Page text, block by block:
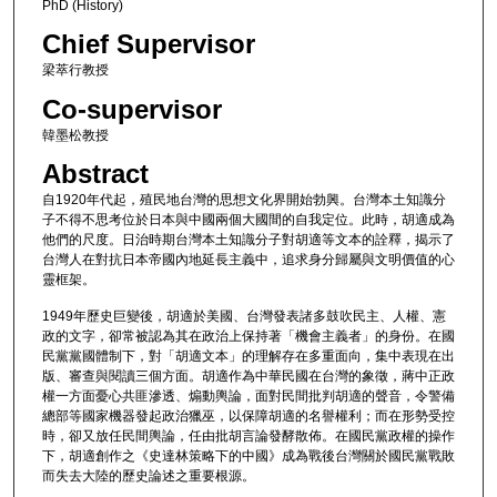
PhD (History)
Chief Supervisor
梁萃行教授
Co-supervisor
韓墨松教授
Abstract
自1920年代起，殖民地台灣的思想文化界開始勃興。台灣本土知識分
子不得不思考位於日本與中國兩個大國間的自我定位。此時，胡適成為
他們的尺度。日治時期台灣本土知識分子對胡適等文本的詮釋，揭示了
台灣人在對抗日本帝國內地延長主義中，追求身分歸屬與文明價值的心
靈框架。
1949年歷史巨變後，胡適於美國、台灣發表諸多鼓吹民主、人權、憲
政的文字，卻常被認為其在政治上保持著「機會主義者」的身份。在國
民黨黨國體制下，對「胡適文本」的理解存在多重面向，集中表現在出
版、審查與閱讀三個方面。胡適作為中華民國在台灣的象徵，蔣中正政
權一方面憂心共匪滲透、煽動輿論，面對民間批判胡適的聲音，令警備
總部等國家機器發起政治獵巫，以保障胡適的名譽權利；而在形勢受控
時，卻又放任民間輿論，任由批胡言論發酵散佈。在國民黨政權的操作
下，胡適創作之《史達林策略下的中國》成為戰後台灣關於國民黨戰敗
而失去大陸的歷史論述之重要根源。